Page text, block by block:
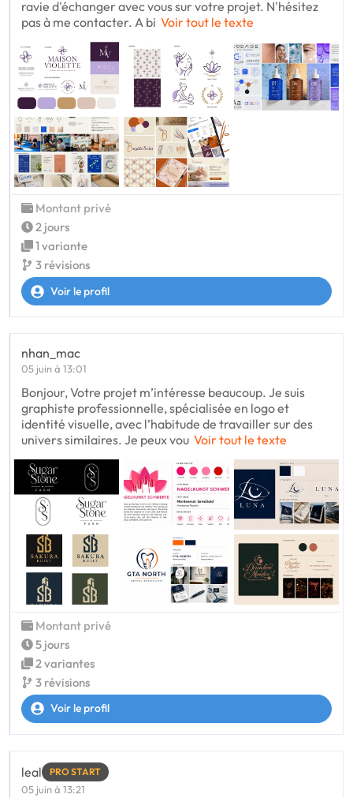
ravie d'échanger avec vous sur votre projet. N'hésitez
pas à me contacter. A bi Voir tout le texte
Montant privé
2 jours
1 variante
3 révisions
Voir le profil
nhan_mac
05 juin à 13:01
Bonjour, Votre projet m’intéresse beaucoup. Je suis
graphiste professionnelle, spécialisée en logo et
identité visuelle, avec l’habitude de travailler sur des
univers similaires. Je peux vou Voir tout le texte
Montant privé
5 jours
2 variantes
3 révisions
Voir le profil
leal PRO START
05 juin à 13:21